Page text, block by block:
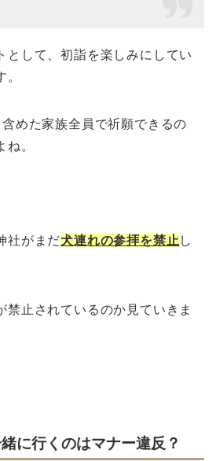
として、初詣を楽しみにしてい
めた家族全員で祈願できるの
。
社がまだ犬連れの参拝を禁止 し
禁止されているのか見ていきま
に行くのはマナー違反？